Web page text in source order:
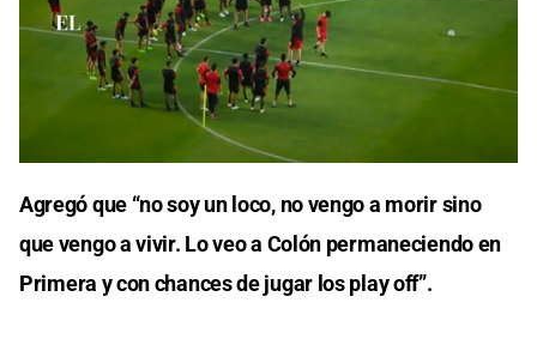
Agregó que “no soy un loco, no vengo a morir sino
que vengo a vivir. Lo veo a Colón permaneciendo en
Primera y con chances de jugar los play off”.